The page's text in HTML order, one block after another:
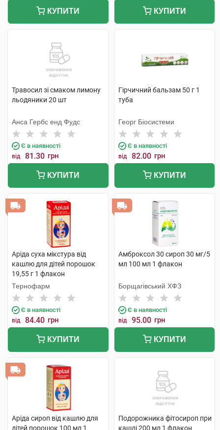
КУПИТИ КУПИТИ
Травосил зі смаком лимону
льодяники 20 шт
Анса Гербc енд Фудс
Є в наявності
від 81.30 грн
КУПИТИ
Гірчичний бальзам 50 г 1
туба
Георг Біосистеми
Є в наявності
від 82.00 грн
КУПИТИ
Аріда суха мікстура від
кашлю для дітей порошок
19,55 г 1 флакон
Тернофарм
Є в наявності
від 84.40 грн
КУПИТИ
Амброксол 30 сироп 30 мг/5
мл 100 мл 1 флакон
Борщагівський ХФЗ
Є в наявності
від 95.00 грн
КУПИТИ
Аріда сироп від кашлю для
дітей порошок 100 мл 1
Подорожника фітосироп при
кашлі 200 мл 1 флакон